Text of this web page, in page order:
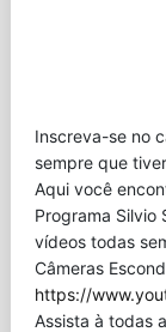
Inscreva-se no
sempre que
Aqui você
Programa Silvio
vídeos todas
Câmeras
https://
Assista à todas